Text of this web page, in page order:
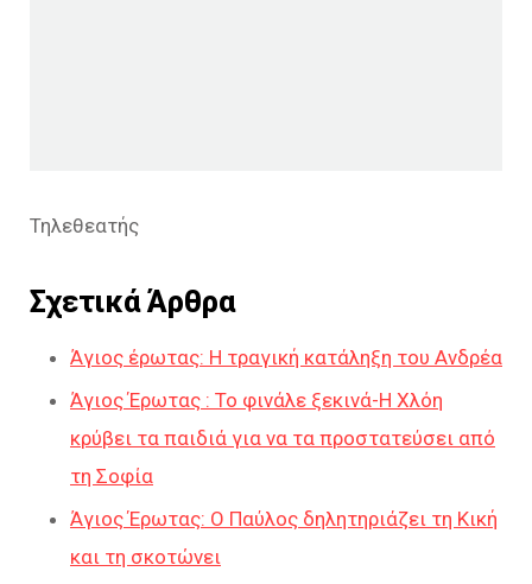
Τηλεθεατής
Σχετικά Άρθρα
Άγιος έρωτας: Η τραγική κατάληξη του Ανδρέα
Άγιος Έρωτας : Το φινάλε ξεκινά-Η Χλόη
κρύβει τα παιδιά για να τα προστατεύσει από
τη Σοφία
Άγιος Έρωτας: Ο Παύλος δηλητηριάζει τη Κική
και τη σκοτώνει